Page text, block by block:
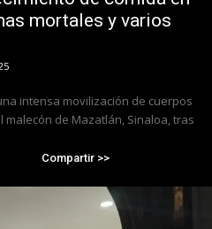
mortales y varios
intensa movilización de cuerpos
de Mazatlán, Sinaloa, tras
Compartir >>